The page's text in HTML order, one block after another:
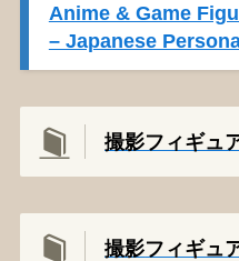
Anime & Game
– Japanese
撮影フィギュ
撮影フィギュ